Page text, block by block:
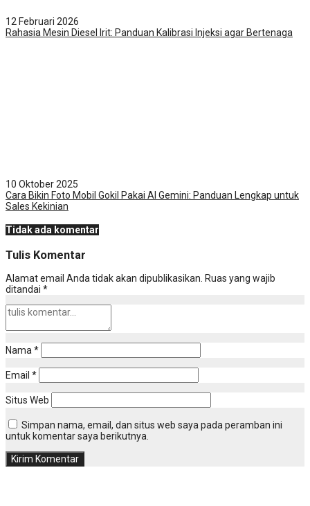
12 Februari 2026
Rahasia Mesin Diesel Irit: Panduan Kalibrasi Injeksi agar Bertenaga
10 Oktober 2025
Cara Bikin Foto Mobil Gokil Pakai AI Gemini: Panduan Lengkap untuk
Sales Kekinian
Tidak ada komentar
Tulis Komentar
Alamat email Anda tidak akan dipublikasikan. Ruas yang wajib
ditandai *
Nama *
Email *
Situs Web
Simpan nama, email, dan situs web saya pada peramban ini
untuk komentar saya berikutnya.